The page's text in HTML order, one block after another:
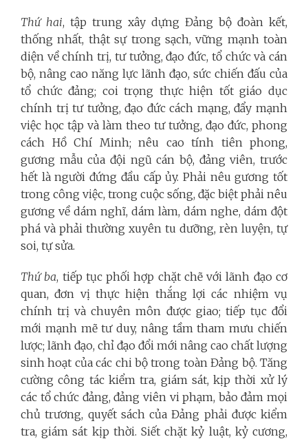
Thứ hai, tập trung xây dựng Đảng bộ đoàn kết,
thống nhất, thật sự trong sạch, vững mạnh toàn
diện về chính trị, tư tưởng, đạo đức, tổ chức và cán
bộ, nâng cao năng lực lãnh đạo, sức chiến đấu của
tổ chức đảng; coi trọng thực hiện tốt giáo dục
chính trị tư tưởng, đạo đức cách mạng, đẩy mạnh
việc học tập và làm theo tư tưởng, đạo đức, phong
cách Hồ Chí Minh; nêu cao tính tiên phong,
gương mẫu của đội ngũ cán bộ, đảng viên, trước
hết là người đứng đầu cấp ủy. Phải nêu gương tốt
trong công việc, trong cuộc sống, đặc biệt phải nêu
gương về dám nghĩ, dám làm, dám nghe, dám đột
phá và phải thường xuyên tu dưỡng, rèn luyện, tự
soi, tự sửa.
Thứ ba, tiếp tục phối hợp chặt chẽ với lãnh đạo cơ
quan, đơn vị thực hiện thắng lợi các nhiệm vụ
chính trị và chuyên môn được giao; tiếp tục đổi
mới mạnh mẽ tư duy, nâng tầm tham mưu chiến
lược; lãnh đạo, chỉ đạo đổi mới nâng cao chất lượng
sinh hoạt của các chi bộ trong toàn Đảng bộ. Tăng
cường công tác kiểm tra, giám sát, kịp thời xử lý
các tổ chức đảng, đảng viên vi phạm, bảo đảm mọi
chủ trương, quyết sách của Đảng phải được kiểm
tra, giám sát kịp thời. Siết chặt kỷ luật, kỷ cương,